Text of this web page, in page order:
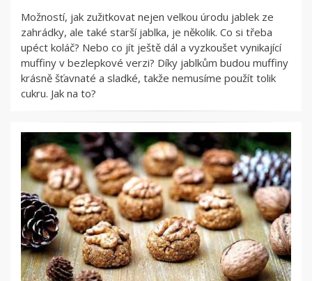
Možností, jak zužitkovat nejen velkou úrodu jablek ze
zahrádky, ale také starší jablka, je několik. Co si třeba
upéct koláč? Nebo co jít ještě dál a vyzkoušet vynikající
muffiny v bezlepkové verzi? Díky jablkům budou muffiny
krásně šťavnaté a sladké, takže nemusíme použít tolik
cukru. Jak na to?